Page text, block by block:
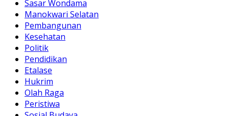
Sasar Wondama
Manokwari Selatan
Pembangunan
Kesehatan
Politik
Pendidikan
Etalase
Hukrim
Olah Raga
Peristiwa